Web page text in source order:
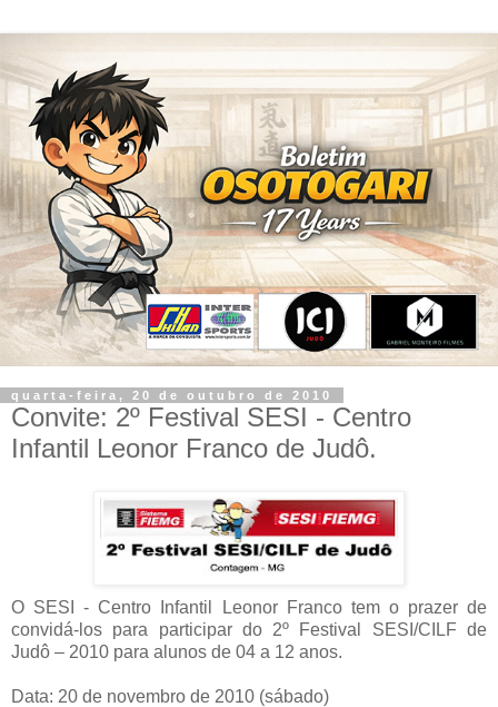
quarta-feira, 20 de outubro de 2010
Convite: 2º Festival SESI - Centro
Infantil Leonor Franco de Judô.
O SESI - Centro Infantil Leonor Franco tem o prazer de
convidá-los para participar do 2º Festival SESI/CILF de
Judô – 2010 para alunos de 04 a 12 anos.
Data: 20 de novembro de 2010 (sábado)